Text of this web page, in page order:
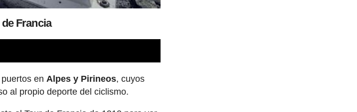
Francia
en Alpes y Pirineos, cuyos
al propio deporte del ciclismo.